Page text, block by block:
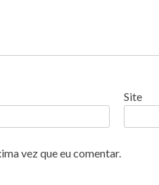
Site
vez que eu comentar.